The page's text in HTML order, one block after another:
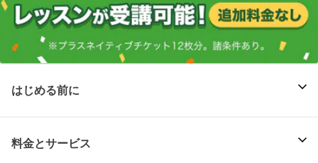
はじめる前に
料金とサービス